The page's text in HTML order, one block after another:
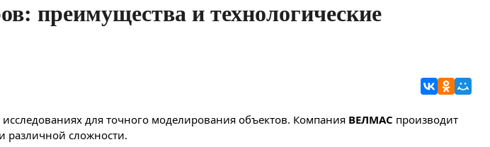
преимущества и технологические
ВКонтакте
Мой
для точного моделирования объектов. Компания ВЕЛМАС производит
различной сложности.